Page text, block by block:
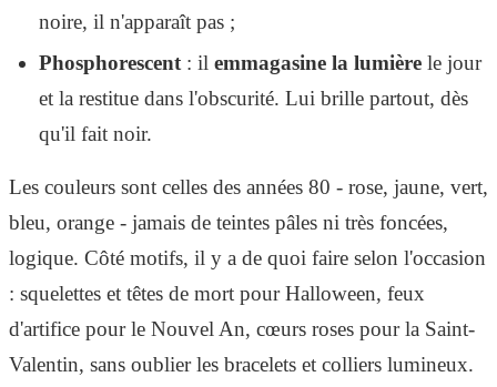
noire, il n'apparaît pas ;
Phosphorescent: il emmagasine la lumièrele jour
et la restitue dans l'obscurité. Lui brille partout, dès
qu'il fait noir.
Les couleurs sont celles des années 80 - rose, jaune, vert,
bleu, orange - jamais de teintes pâles ni très foncées,
logique. Côté motifs, il y a de quoi faire selon l'occasion
: squelettes et têtes de mort pour Halloween, feux
d'artifice pour le Nouvel An, cœurs roses pour la Saint-
Valentin, sans oublier les bracelets et colliers lumineux.